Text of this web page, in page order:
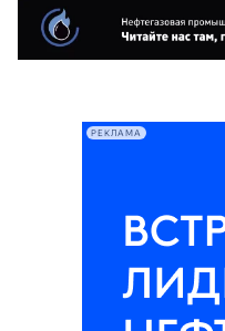
РЕКЛАМА